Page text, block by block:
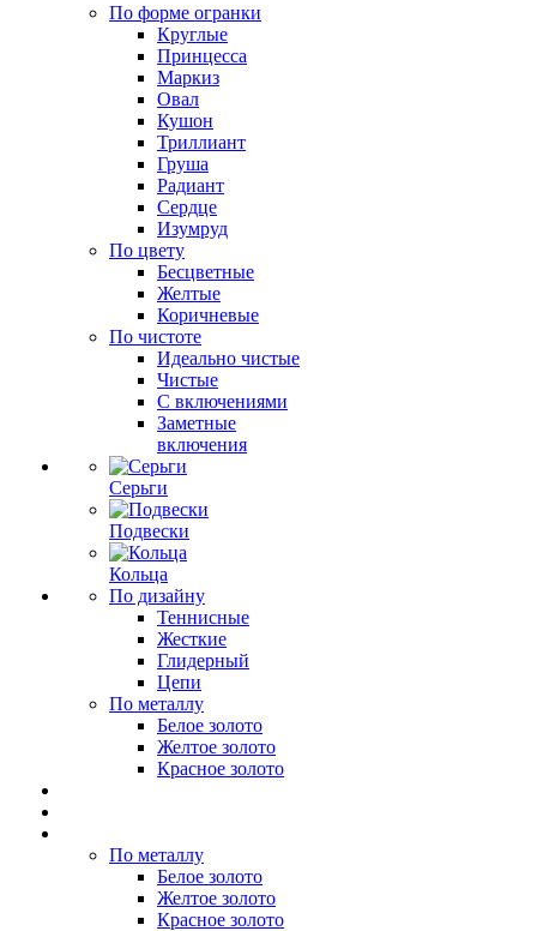
По форме огранки
Круглые
Принцесса
Маркиз
Овал
Кушон
Триллиант
Груша
Радиант
Сердце
Изумруд
По цвету
Бесцветные
Желтые
Коричневые
По чистоте
Идеально чистые
Чистые
С включениями
Заметные
включения
Серьги
Подвески
Кольца
По дизайну
Теннисные
Жесткие
Глидерный
Цепи
По металлу
Белое золото
Желтое золото
Красное золото
По металлу
Белое золото
Желтое золото
Красное золото